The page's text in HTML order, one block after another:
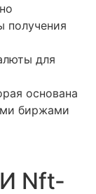
получения
для
основана
биржами
Nft-